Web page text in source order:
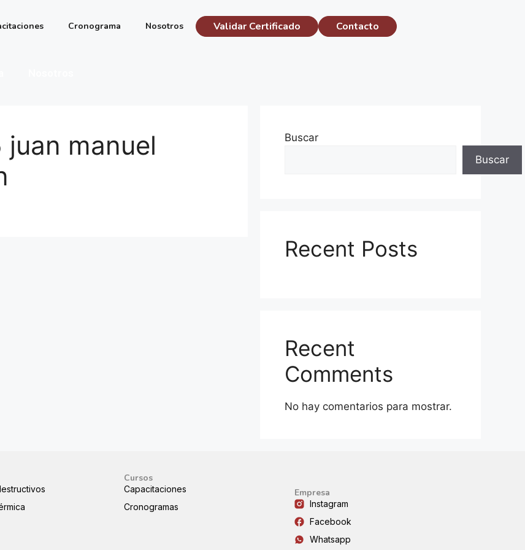
Cronograma Nosotros Validar Certificado Contacto
manuel
Buscar
Buscar
Recent Posts
Recent
Comments
No hay comentarios para mostrar.
Cursos
Capacitaciones
Cronogramas
Empresa
Instagram
Facebook
Whatsapp